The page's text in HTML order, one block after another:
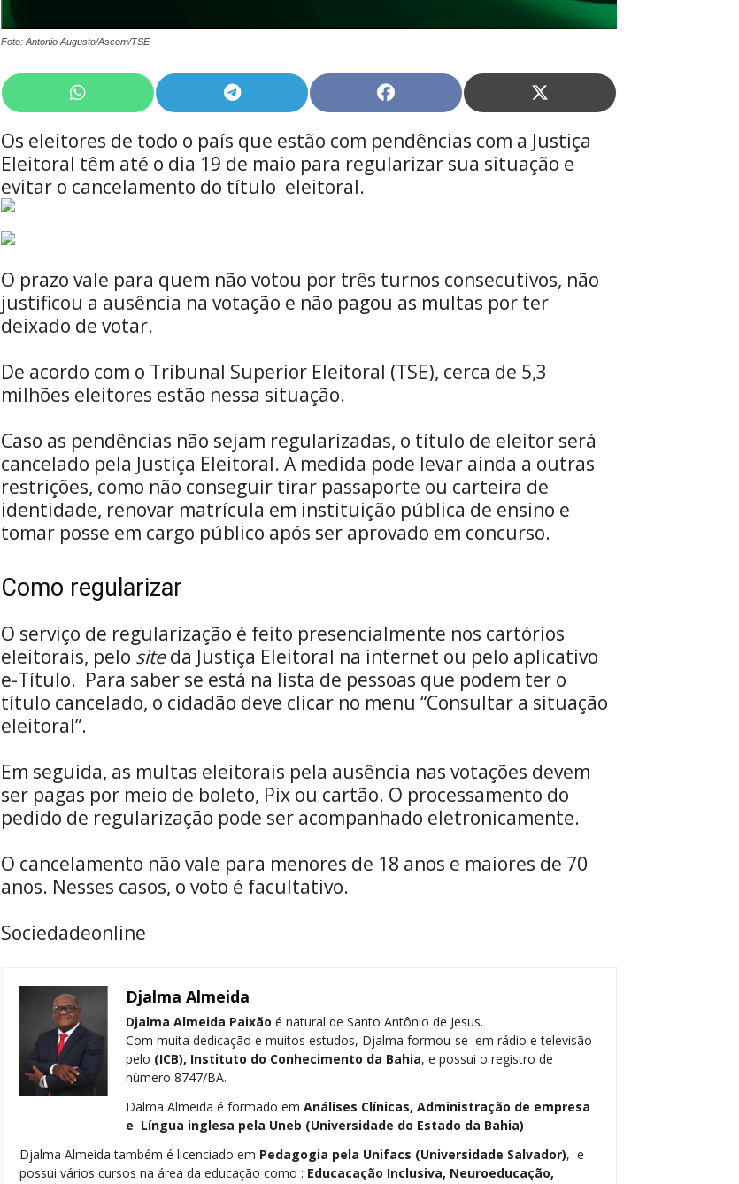
Foto: Antonio Augusto/Ascom/TSE
Share
on
WhatsApp
Share
on
Telegram
Share
on
Facebook
Share
on
X
(Twitter)
Os eleitores de todo o país que estão com pendências com a Justiça
Eleitoral têm até o dia 19 de maio para regularizar sua situação e
evitar o cancelamento do título eleitoral.
O prazo vale para quem não votou por três turnos consecutivos, não
justificou a ausência na votação e não pagou as multas por ter
deixado de votar.
De acordo com o Tribunal Superior Eleitoral (TSE), cerca de 5,3
milhões eleitores estão nessa situação.
Caso as pendências não sejam regularizadas, o título de eleitor será
cancelado pela Justiça Eleitoral. A medida pode levar ainda a outras
restrições, como não conseguir tirar passaporte ou carteira de
identidade, renovar matrícula em instituição pública de ensino e
tomar posse em cargo público após ser aprovado em concurso.
Como regularizar
O serviço de regularização é feito presencialmente nos cartórios
eleitorais, pelo siteda Justiça Eleitoral na internet ou pelo aplicativo
e-Título. Para saber se está na lista de pessoas que podem ter o
título cancelado, o cidadão deve clicar no menu “Consultar a situação
eleitoral”.
Em seguida, as multas eleitorais pela ausência nas votações devem
ser pagas por meio de boleto, Pix ou cartão. O processamento do
pedido de regularização pode ser acompanhado eletronicamente.
O cancelamento não vale para menores de 18 anos e maiores de 70
anos. Nesses casos, o voto é facultativo.
Sociedadeonline
Djalma Almeida
Djalma Almeida Paixão é natural de Santo Antônio de Jesus.
Com muita dedicação e muitos estudos, Djalma formou-se em rádio e televisão
pelo (ICB), Instituto do Conhecimento da Bahia, e possui o registro de
número 8747/BA.
Dalma Almeida é formado em Análises Clínicas, Administração de empresa
e Língua inglesa pela Uneb (Universidade do Estado da Bahia)
Djalma Almeida também é licenciado em Pedagogia pela Unifacs (Universidade Salvador), e
possui vários cursos na área da educação como : Educacação Inclusiva, Neuroeducação,